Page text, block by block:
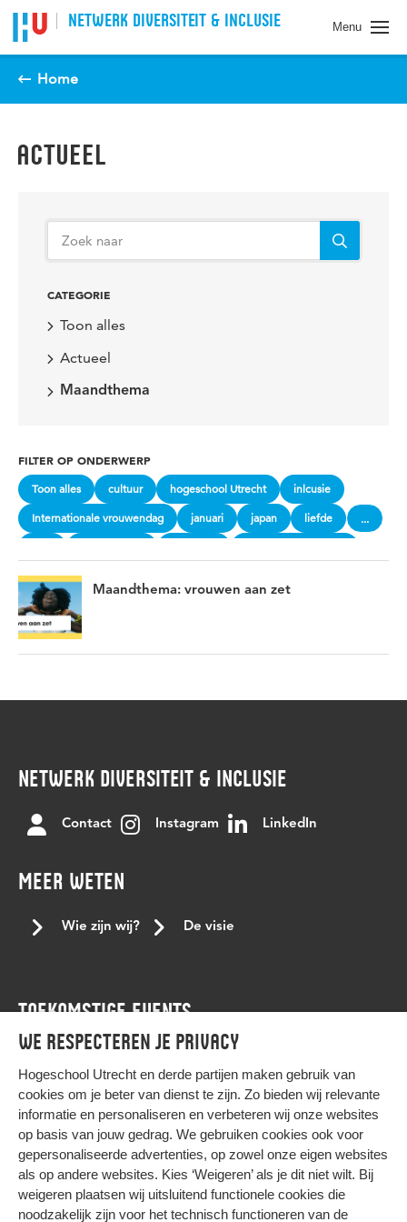
We respecteren je privacy
Hogeschool Utrecht en derde partijen maken gebruik van
cookies om je beter van dienst te zijn. Zo bieden wij relevante
informatie en personaliseren en verbeteren wij onze websites
op basis van jouw gedrag. We gebruiken cookies ook voor
gepersonaliseerde advertenties, op zowel onze eigen websites
als op andere websites. Kies ‘Weigeren’ als je dit niet wilt. Bij
weigeren plaatsen wij uitsluitend functionele cookies die
noodzakelijk zijn voor het technisch functioneren van de
Spring naar pagina inhoud
NETWERK DIVERSITEIT & INCLUSIE Menu
Home
ACTUEEL
CATEGORIE
Toon alles
Actueel
Maandthema
FILTER OP ONDERWERP
Toon alles cultuur hogeschool Utrecht inlcusie
Internationale vrouwendag januari japan liefde ...
Saamhorigheid
vier de lente
vrouwen aan zet
Maandthema: vrouwen aan zet
NETWERK DIVERSITEIT & INCLUSIE
Contact Instagram LinkedIn
MEER WETEN
Wie zijn wij? De visie
TOEKOMSTIGE EVENTS
HIER KOMT ALLES SAMEN